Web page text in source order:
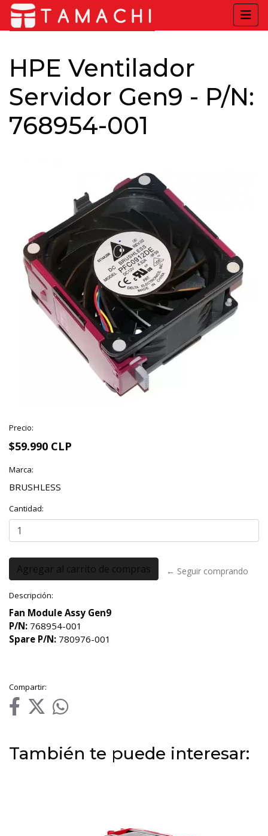
HPE Ventilador
Servidor Gen9 - P/N:
768954-001
Precio:
$59.990 CLP
Marca:
BRUSHLESS
Cantidad:
← Seguir comprando
Descripción:
Fan Module Assy Gen9
P/N: 768954-001
Spare P/N: 780976-001
Compartir:
También te puede interesar: